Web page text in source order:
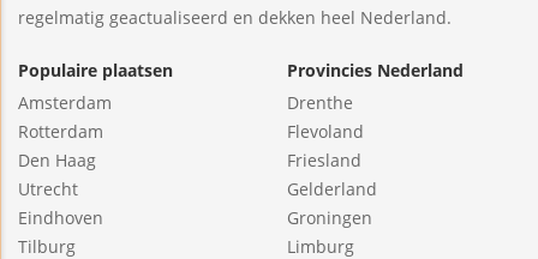
regelmatig geactualiseerd en dekken heel Nederland.
Populaire plaatsen
Amsterdam
Rotterdam
Den Haag
Utrecht
Eindhoven
Tilburg
Provincies Nederland
Drenthe
Flevoland
Friesland
Gelderland
Groningen
Limburg